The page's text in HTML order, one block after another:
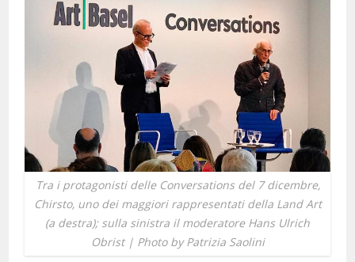
Tra i protagonisti delle Conversations del 7 dicembre,
Chirsto, uno dei maggiori rappresentati della Land Art
(a destra); sulla sinistra il moderatore Hans Ulrich
Obrist | Photo by Patrizia Saolini